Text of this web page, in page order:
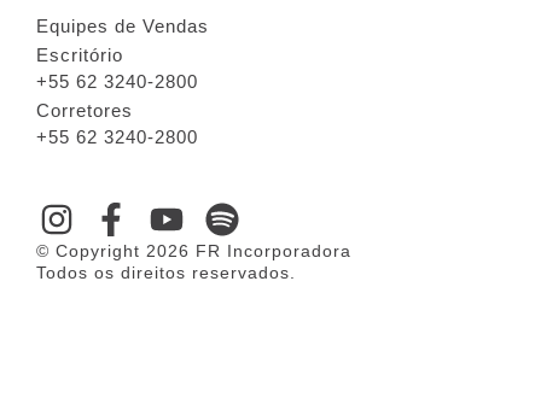
© Copyright 2026 FR Incorporadora
Todos os direitos reservados.
Equipes de Vendas
Escritório
+55 62 3240-2800
Corretores
+55 62 3240-2800